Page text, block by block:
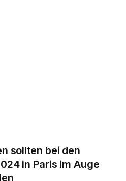
sollten bei den
in Paris im Auge